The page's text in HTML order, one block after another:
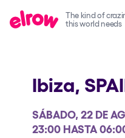
The kind of
this world needs
elrow Ibiza x
elrow Town 2026
Snowrow Festival
Ibiza,
SÁBADO, 22 DE
23:00 HASTA